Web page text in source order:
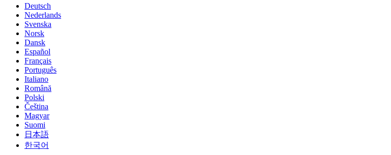
Deutsch
Nederlands
Svenska
Norsk
Dansk
Español
Français
Português
Italiano
Română
Polski
Čeština
Magyar
Suomi
日本語
한국어